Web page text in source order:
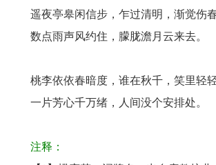
遥夜亭皋闲信步，乍过清明，渐觉伤春
数点雨声风约住，朦胧澹月云来去。
桃李依依春暗度，谁在秋千，笑里轻轻
一片芳心千万绪，人间没个安排处。
注释：